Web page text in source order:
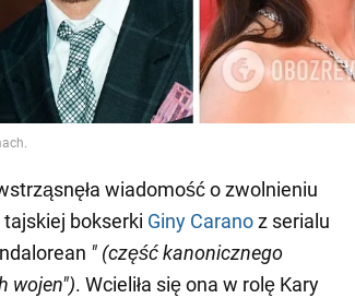
wiadomość o zwolnieniu
bokserki Giny Caranoz serialu
" (część kanonicznego
wojen"). Wcieliła się ona w rolę Kary